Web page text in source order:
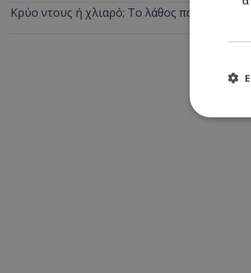
Κρύο ντους ή χλιαρό; Το λάθος που κάνουμε